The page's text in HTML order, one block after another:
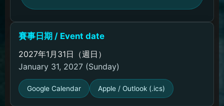
賽事日期 / Event date
2027年1月31日（週日）
January 31, 2027 (Sunday)
Google Calendar Apple / Outlook (.ics)